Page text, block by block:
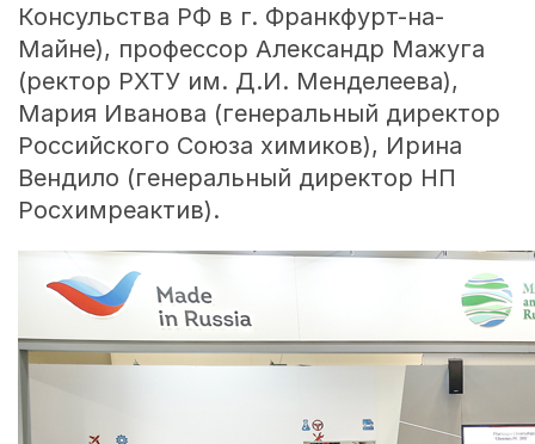
Консульства РФ в г. Франкфурт-на-
Майне), профессор Александр Мажуга
(ректор РХТУ им. Д.И. Менделеева),
Мария Иванова (генеральный директор
Российского Союза химиков), Ирина
Вендило (генеральный директор НП
Росхимреактив).